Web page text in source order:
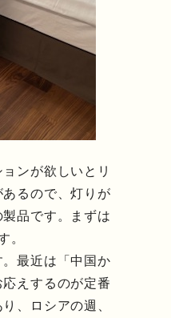
ンが欲しいとリ
るので、灯りが
品です。まずは
。
最近は「中国か
えするのが定番
、ロシアの週、